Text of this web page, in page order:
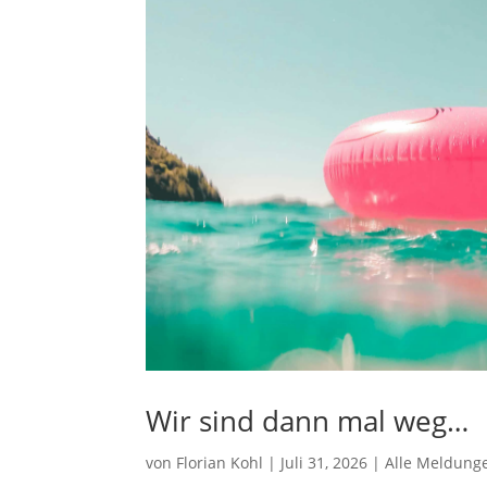
Wir sind dann mal weg…
von Florian Kohl | Juli 31, 2026 |Alle